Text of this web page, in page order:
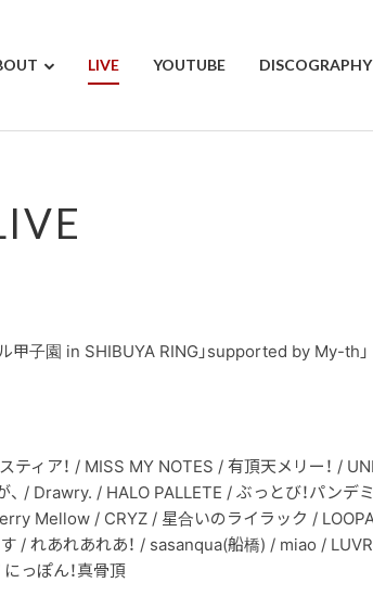
LIVE YOUTUBE DISCOGRAPHY
甲子園 in SHIBUYA RING」supported by My-th」
ィア！ / MISS MY NOTES / 有頂天メリー！ /
/ Drawry. / HALO PALLETE / ぶっとび！パンデ
Mellow / CRYZ / 星合いのライラック /
/ れあれあれあ！ / sasanqua(船橋) / miao /
っぽん！真骨頂